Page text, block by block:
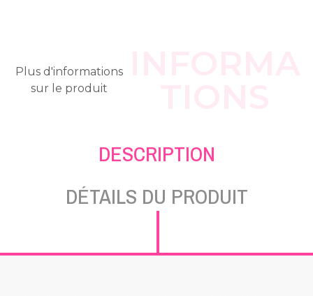
Plus d'informations
sur le produit
DESCRIPTION
DÉTAILS DU PRODUIT